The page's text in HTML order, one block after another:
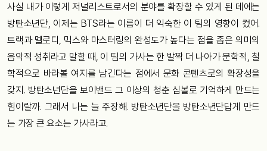
사실 내가 이렇게 저널리스트로서의 분야를 확장할 수 있게 된 데에는
방탄소년단, 이제는 BTS라는 이름이 더 익숙한 이 팀의 영향이 컸어.
트랙과 멜로디, 믹스와 마스터링의 완성도가 높다는 점을 좁은 의미의
음악적 성취라고 말할 때, 이 팀의 가사는 한 발짝 더 나아가 문학적, 철
학적으로 바라볼 여지를 남긴다는 점에서 문화 콘텐츠로의 확장성을
갖지. 방탄소년단을 보이밴드 그 이상의 청춘 심볼로 기억하게 만드는
힘이랄까. 그래서 나는 늘 주장해. 방탄소년단을 방탄소년단답게 만드
는 가장 큰 요소는 가사라고.